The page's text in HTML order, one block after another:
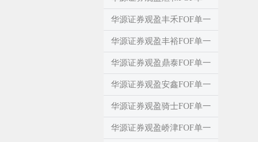
华源证券观盈丰禾FOF单一
华源证券观盈丰裕FOF单一
华源证券观盈鼎泰FOF单一
华源证券观盈安鑫FOF单一
华源证券观盈骑士FOF单一
华源证券观盈峤津FOF单一